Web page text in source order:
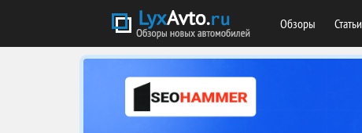
Обзоры Статьи